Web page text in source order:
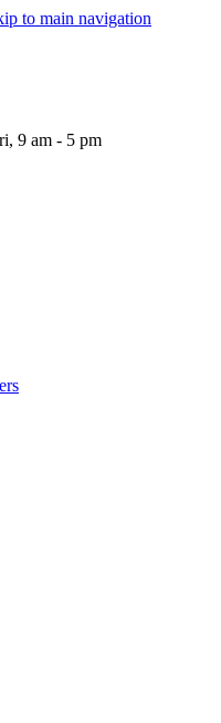
to main navigation
9 am - 5 pm